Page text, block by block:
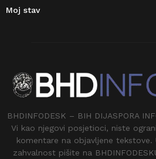
Moj stav
BHDINFODESK – BIH DIJASPORA
Vi kao njegovi posjetioci, niste
komentare na objavljene
zahvalnost pišite na